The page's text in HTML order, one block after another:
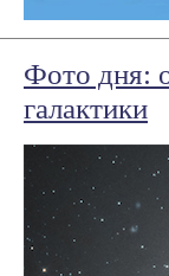
Фото дня:
галактики